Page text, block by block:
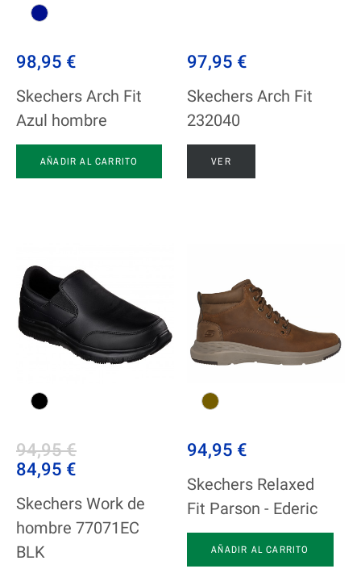
98,95 €
Skechers Arch Fit
Azul hombre
AÑADIR AL CARRITO
97,95 €
Skechers Arch Fit
232040
VER
94,95 €
84,95 €
Skechers Work de
hombre 77071EC
BLK
94,95 €
Skechers Relaxed
Fit Parson - Ederic
AÑADIR AL CARRITO